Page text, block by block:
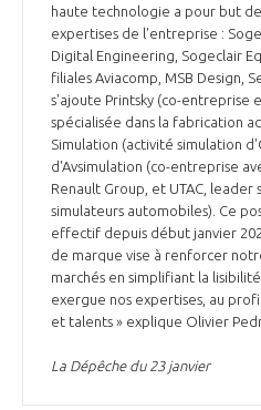
haute technologie a pour but
expertises de l'entreprise :
Digital Engineering, Sogeclair
filiales Aviacomp, MSB Design,
s'ajoute Printsky (co-entreprise
spécialisée dans la fabrication
Simulation (activité simulation
d'Avsimulation (co-entreprise
Renault Group, et UTAC,
simulateurs automobiles). Ce
effectif depuis début janvier
de marque vise à renforcer
marchés en simplifiant la
exergue nos expertises, au
et talents » explique Olivier
La Dépêche du 23 janvier